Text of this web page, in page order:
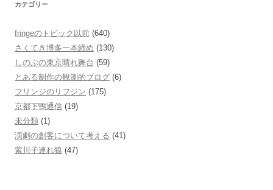
カテゴリー
fringeのトピック以前 (640)
さくてき博多一本締め (130)
しのぶの東京晴れ舞台 (59)
とある制作の観測的ブログ (6)
フリンジのリフジン (175)
京都下鴨通信 (19)
未分類 (1)
演劇の創客について考える (41)
紫川子連れ狼 (47)